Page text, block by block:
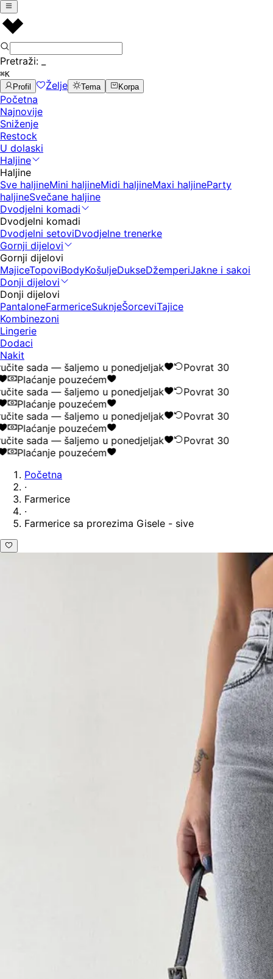
Pretraži:
⌘K
Profil
Želje Tema Korpa
Početna
Najnovije
Sniženje
Restock
U dolaski
Haljine
Haljine
Sve haljineMini haljineMidi haljineMaxi haljineParty
haljineSvečane haljine
Dvodjelni komadi
Dvodjelni komadi
Dvodjelni setoviDvodjelne trenerke
Gornji dijelovi
Gornji dijelovi
MajiceTopoviBodyKošuljeDukseDžemperiJakne i sakoi
Donji dijelovi
Donji dijelovi
PantaloneFarmericeSuknjeŠorceviTajice
Kombinezoni
Lingerie
Dodaci
Nakit
sada — šaljemo u ponedjeljak
Povrat 30
Plaćanje pouzećem
sada — šaljemo u ponedjeljak
Povrat 30
Plaćanje pouzećem
sada — šaljemo u ponedjeljak
Povrat 30
Plaćanje pouzećem
sada — šaljemo u ponedjeljak
Povrat 30
Plaćanje pouzećem
Početna
·
Farmerice
·
Farmerice sa prorezima Gisele - sive